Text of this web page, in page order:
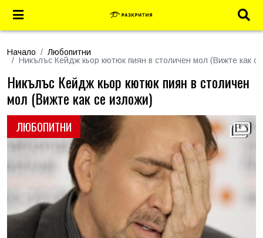
Начало
Любопитни
Никълъс Кейдж кьор кютюк пиян в столичен мол (Вижте как
ЛЮБОПИТНИ
Никълъс Кейдж кьор кютюк пиян в столичен
мол (Вижте как се изложи)